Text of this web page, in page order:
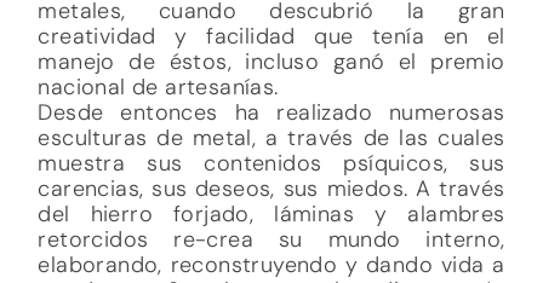
metales, cuando descubrió la gran
creatividad y facilidad que tenía en el
manejo de éstos, incluso ganó el premio
nacional de artesanías.
Desde entonces ha realizado numerosas
esculturas de metal, a través de las cuales
muestra sus contenidos psíquicos, sus
carencias, sus deseos, sus miedos. A través
del hierro forjado, láminas y alambres
retorcidos re-crea su mundo interno,
elaborando, reconstruyendo y dando vida a